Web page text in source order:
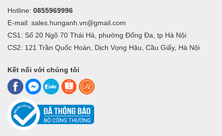
Màn hình laptop bị mất backlight, âm ảnh, tối đen màn hình
1. Màn hình bị đứt nét
Biểu hiện: Vệt trắng hoặc xanh cắt dọc hoặc ngang.
hoặc hở.
Hotline: 0855969996
E-mail: sales.hunganh.vn@gmail.com
CS1: Số 20 Ngõ 70 Thái Hà, phường Đống Đa, tp Hà Nội
CS2: 121 Trần Quốc Hoàn, Dịch Vọng Hậu, Cầu Giấy, Hà Nội
Kết nối với chúng tôi